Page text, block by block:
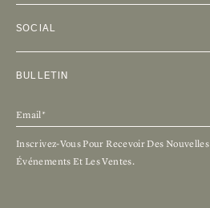
BULLETIN
Inscrivez-Vous Pour Recevoir Des
Événements Et Les Ventes.
SOCIAL